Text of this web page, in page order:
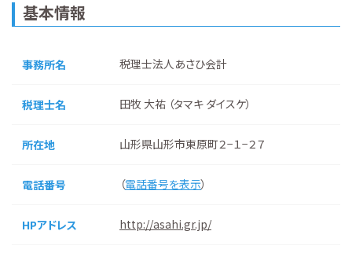
基本情報
事務所名 税理士法人あさひ会計
税理士名 田牧 大祐 （タマキ ダイスケ）
所在地 山形県山形市東原町２−１−２７
電話番号 （電話番号を表示）
HPアドレス http://asahi.gr.jp/